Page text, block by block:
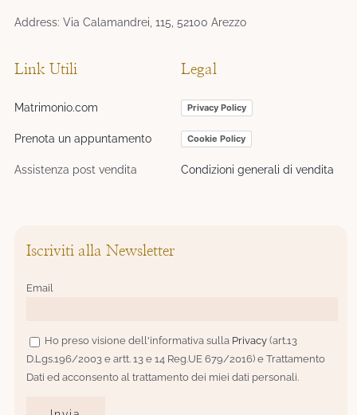
Address: Via Calamandrei, 115, 52100 Arezzo
Link Utili
Matrimonio.com
Prenota un appuntamento
Assistenza post vendita
Legal
Privacy Policy
Cookie Policy
Condizioni generali di vendita
Iscriviti alla Newsletter
Email
Ho preso visione dell'informativa sulla Privacy (art.13
D.Lgs.196/2003 e artt. 13 e 14 Reg.UE 679/2016) e Trattamento
Dati ed acconsento al trattamento dei miei dati personali.